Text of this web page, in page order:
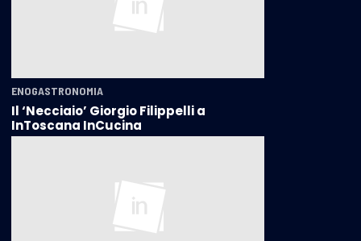
ENOGASTRONOMIA
Il ‘Necciaio’ Giorgio Filippelli a
InToscana InCucina